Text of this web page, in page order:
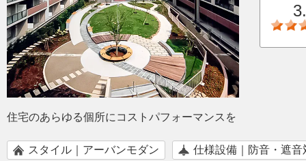
住宅のあらゆる個所にコストパフォーマンスを
スタイル｜アーバンモダン 仕様設備｜防音・遮音